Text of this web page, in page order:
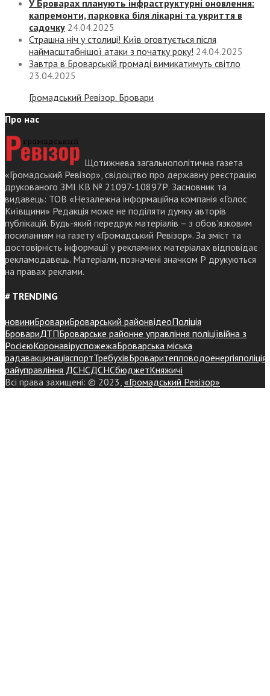
У Броварах планують інфраструктурні оновлення:
капремонти, парковка біля лікарні та укриття в
садочку 24.04.2025
Страшна ніч у столиці! Київ оговтується після
наймасштабнішої атаки з початку року! 24.04.2025
Завтра в Броварській громаді вимикатимуть світло
23.04.2025
Громадський Ревізор. Бровари
Про нас
Щотижнева загальнополітична газета
«Громадський Ревізор», свідоцтво про державну реєстрацію
друкованого ЗМІ КВ № 21097-10897Р. Засновник та
видавець: ТОВ «Незалежна інформаційна компанія «Голос
Київщини» Редакція може не поділяти думку авторів
публікацій. Будь-який передрук матеріалів – з обов’язковим
посиланням на газету «Громадський Ревізор». За зміст та
достовірність інформації у рекламних матеріалах відповідає
рекламодавець. Матеріали, позначені значком Р друкуються
на правах реклами.
# TRENDING
новиниБровариБроварський районвідеоПоліція
БровариДТПБроварське районне управління поліціївійна з
РосієюКоронавіруспожежаБроварська міська
радавакцинаціяспортТребухівБроваритепловодоенергіяполіція
райуправління ДСНСДСНСбюджетКняжичі
Всі права захищені: © 2023, «Громадський Ревізор»